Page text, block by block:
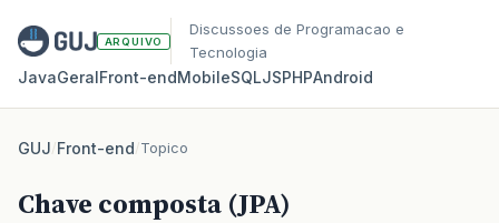
ARQUIVO
Discussoes de Programacao e
Tecnologia
JavaGeralFront‑endMobileSQLJSPHPAndroid
GUJ/Front-end/Topico
Chave composta (JPA)